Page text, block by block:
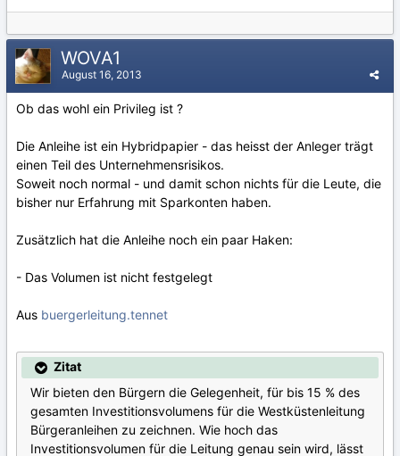
WOVA1
August 16, 2013
Ob das wohl ein Privileg ist ?
Die Anleihe ist ein Hybridpapier - das heisst der Anleger trägt
einen Teil des Unternehmensrisikos.
Soweit noch normal - und damit schon nichts für die Leute, die
bisher nur Erfahrung mit Sparkonten haben.
Zusätzlich hat die Anleihe noch ein paar Haken:
- Das Volumen ist nicht festgelegt
Aus buergerleitung.tennet
Zitat
Wir bieten den Bürgern die Gelegenheit, für bis 15 % des
gesamten Investitionsvolumens für die Westküstenleitung
Bürgeranleihen zu zeichnen. Wie hoch das
Investitionsvolumen für die Leitung genau sein wird, lässt